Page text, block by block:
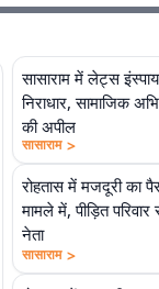
सासाराम में लेट्स
निराधार, सामाजिक
की अपील
सासाराम >
रोहतास में मजदूरी का
मामले में, पीड़ित
नेता
सासाराम >